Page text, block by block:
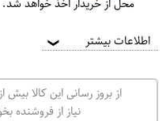
اطلاعات بیشتر ❯
از بروز رسانی این کالا
نیاز از فروشنده